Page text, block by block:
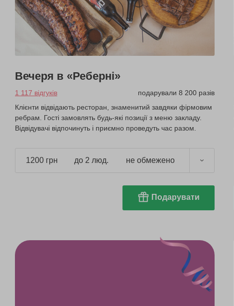
Вечеря в «Реберні»
1 117 відгуків
подарували 8 200 разів
Клієнти відвідають ресторан, знаменитий завдяки фірмовим
ребрам. Гості замовлять будь-які позиції з меню закладу.
Відвідувачі відпочинуть і приємно проведуть час разом.
1200 грн до 2 люд. не обмежено
Подарувати